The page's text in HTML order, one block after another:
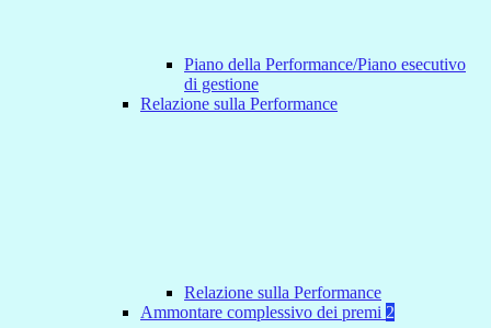
Piano della Performance/Piano esecutivo
di gestione
Relazione sulla Performance
Relazione sulla Performance
Ammontare complessivo dei premi 2